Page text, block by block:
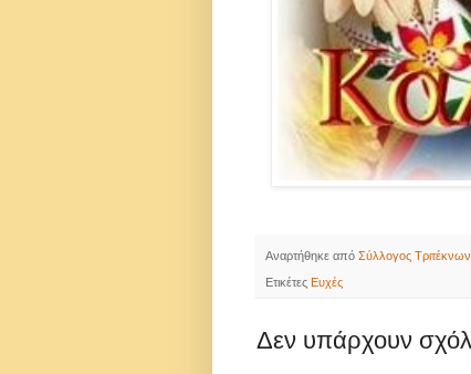
Αναρτήθηκε από Σύλλογος
Ετικέτες Ευχές
Δεν υπάρχουν